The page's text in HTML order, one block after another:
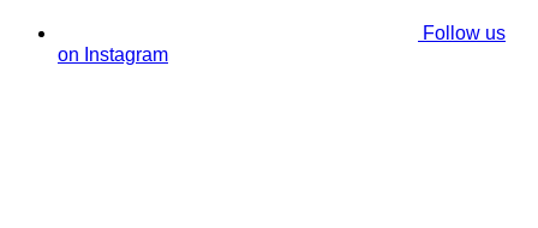
Follow us
on Instagram